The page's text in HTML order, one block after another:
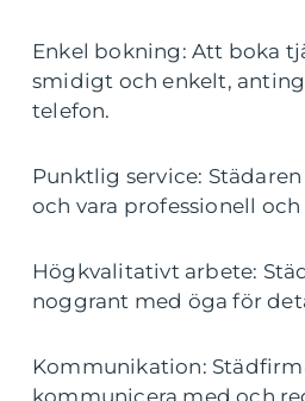
Enkel bokning: Att boka
smidigt och enkelt,
telefon.
Punktlig service:
och vara professionell och
Högkvalitativt arbete:
noggrant med öga för
Kommunikation: